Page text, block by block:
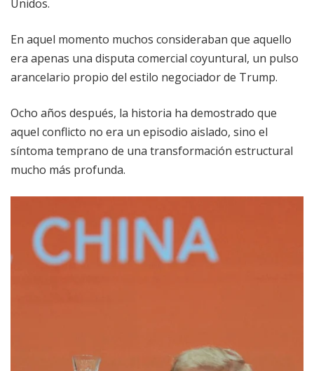
Unidos.
En aquel momento muchos consideraban que aquello
era apenas una disputa comercial coyuntural, un pulso
arancelario propio del estilo negociador de Trump.
Ocho años después, la historia ha demostrado que
aquel conflicto no era un episodio aislado, sino el
síntoma temprano de una transformación estructural
mucho más profunda.